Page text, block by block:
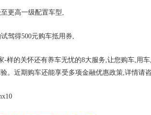
更高一级配置车型,
驾得500元购车抵用券,
-样的关怀还有养车无忧的8大服务,让您购车,用
。近期购车还能享受多项金融优惠政策,详情请